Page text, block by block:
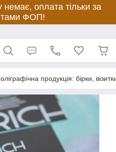
оплата тільки за
ФОП!
продукція: бірки,